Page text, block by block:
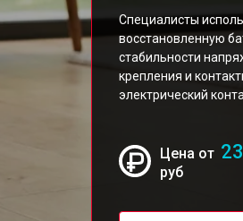
Специалисты
восстановленную
стабильности
крепления и
электрический
Цена от
руб